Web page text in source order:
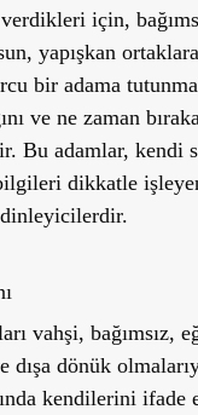
için,
yapışkan
bir adama
ve ne zaman
Bu adamlar, kendi
dikkatle
vahşi, bağımsız,
dışa dönük
kendilerini ifade